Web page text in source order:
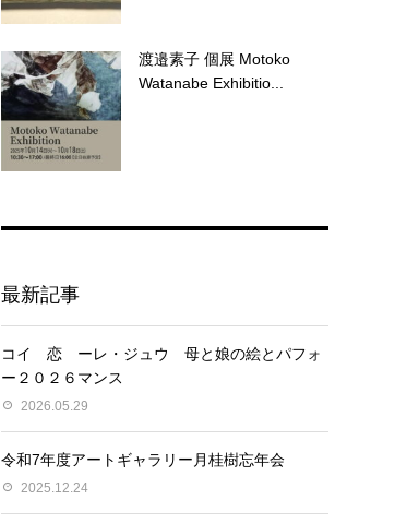
渡邉素子 個展 Motoko
Watanabe Exhibitio...
最新記事
コイ 恋 ーレ・ジュウ 母と娘の絵とパフォ
ー２０２６マンス
2026.05.29
令和7年度アートギャラリー月桂樹忘年会
2025.12.24